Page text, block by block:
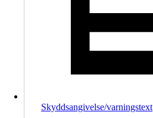
Skyddsangivelse/varningstext